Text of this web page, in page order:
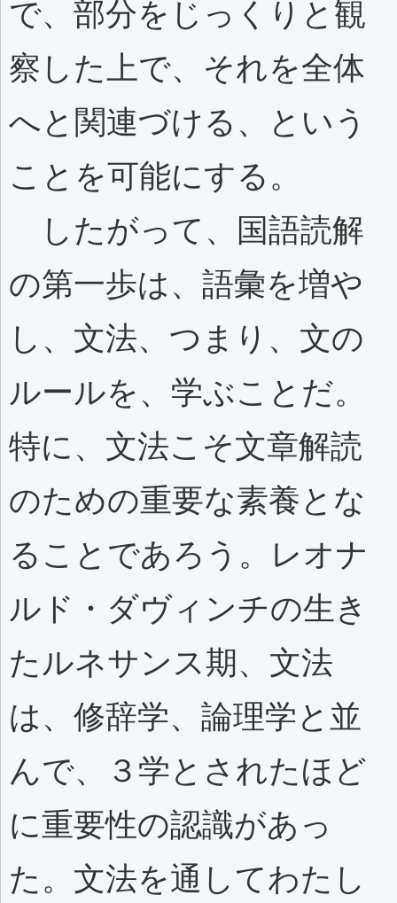
で、部分をじっくりと観
察した上で、それを全体
へと関連づける、という
ことを可能にする。
したがって、国語読解
の第一歩は、語彙を増や
し、文法、つまり、文の
ルールを、学ぶことだ。
特に、文法こそ文章解読
のための重要な素養とな
ることであろう。レオナ
ルド・ダヴィンチの生き
たルネサンス期、文法
は、修辞学、論理学と並
んで、３学とされたほど
に重要性の認識があっ
た。文法を通してわたし